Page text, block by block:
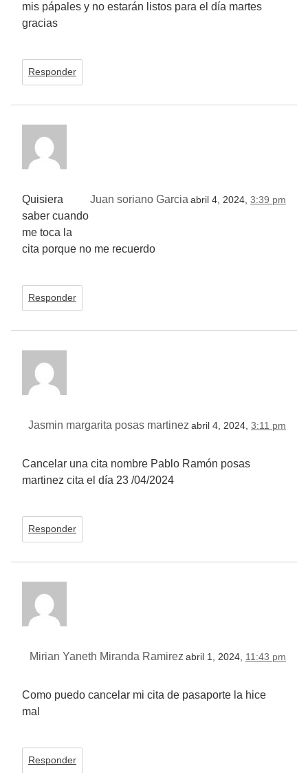
mis pápales y no estarán listos para el día martes
gracias
Responder
Juan soriano Garcia abril 4, 2024, 3:39 pm
Quisiera
saber cuando
me toca la
cita porque no me recuerdo
Responder
Jasmin margarita posas martinez abril 4, 2024, 3:11 pm
Cancelar una cita nombre Pablo Ramón posas
martinez cita el día 23 /04/2024
Responder
Mirian Yaneth Miranda Ramirez abril 1, 2024, 11:43 pm
Como puedo cancelar mi cita de pasaporte la hice
mal
Responder